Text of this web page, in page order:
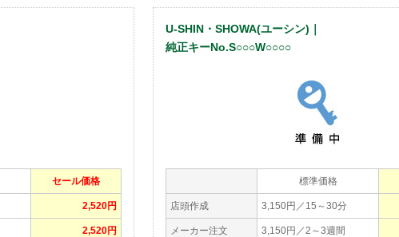
セール価格
2,520円
2,520円
U-SHIN・SHOWA(ユーシン)｜
純正キーNo.S○○○W○○○○
標準価格
店頭作成 3,150円／15～30分
メーカー注文 3,150円／2～3週間